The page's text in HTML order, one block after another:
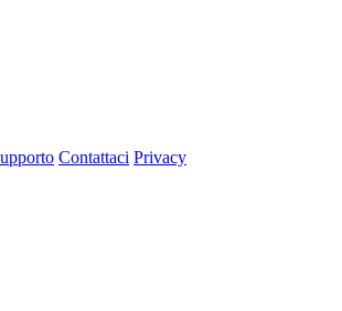
Contattaci Privacy